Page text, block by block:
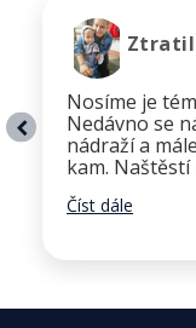
Ztratil
Nosíme je
Nedávno se
nádraží a
kam.
Číst dále